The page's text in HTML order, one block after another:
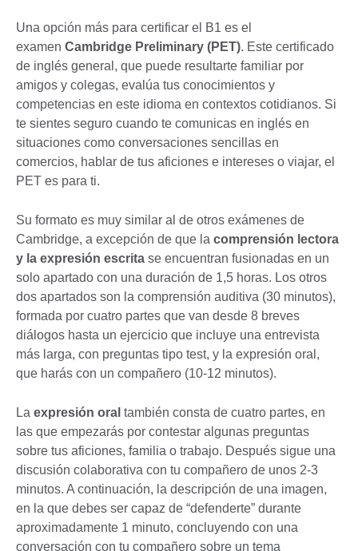
Una opción más para certificar el B1 es el
examen Cambridge Preliminary (PET). Este certificado
de inglés general, que puede resultarte familiar por
amigos y colegas, evalúa tus conocimientos y
competencias en este idioma en contextos cotidianos. Si
te sientes seguro cuando te comunicas en inglés en
situaciones como conversaciones sencillas en
comercios, hablar de tus aficiones e intereses o viajar, el
PET es para ti.
Su formato es muy similar al de otros exámenes de
Cambridge, a excepción de que la comprensión lectora
y la expresión escrita se encuentran fusionadas en un
solo apartado con una duración de 1,5 horas. Los otros
dos apartados son la comprensión auditiva (30 minutos),
formada por cuatro partes que van desde 8 breves
diálogos hasta un ejercicio que incluye una entrevista
más larga, con preguntas tipo test, y la expresión oral,
que harás con un compañero (10-12 minutos).
La expresión oral también consta de cuatro partes, en
las que empezarás por contestar algunas preguntas
sobre tus aficiones, familia o trabajo. Después sigue una
discusión colaborativa con tu compañero de unos 2-3
minutos. A continuación, la descripción de una imagen,
en la que debes ser capaz de “defenderte” durante
aproximadamente 1 minuto, concluyendo con una
conversación con tu compañero sobre un tema